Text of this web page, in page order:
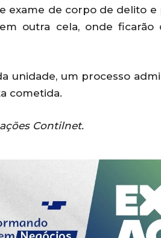
exame de corpo de delito
outra cela, onde
unidade, um processo
cometida.
Contilnet.